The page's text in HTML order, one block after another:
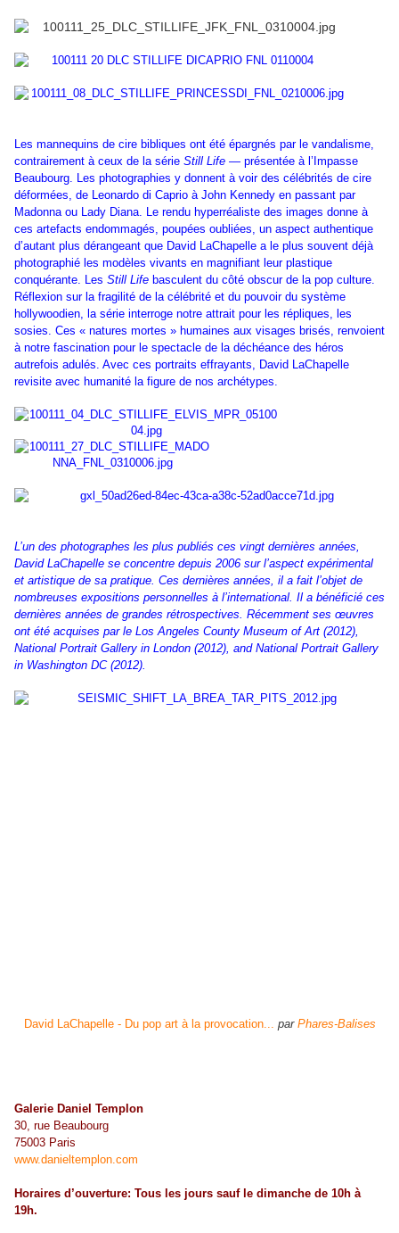
Les mannequins de cire bibliques ont été épargnés par le vandalisme,
contrairement à ceux de la série Still Life — présentée à l’Impasse
Beaubourg. Les photographies y donnent à voir des célébrités de cire
déformées, de Leonardo di Caprio à John Kennedy en passant par
Madonna ou Lady Diana. Le rendu hyperréaliste des images donne à
ces artefacts endommagés, poupées oubliées, un aspect authentique
d’autant plus dérangeant que David LaChapelle a le plus souvent déjà
photographié les modèles vivants en magnifiant leur plastique
conquérante. Les Still Life basculent du côté obscur de la pop culture.
Réflexion sur la fragilité de la célébrité et du pouvoir du système
hollywoodien, la série interroge notre attrait pour les répliques, les
sosies. Ces « natures mortes » humaines aux visages brisés, renvoient
à notre fascination pour le spectacle de la déchéance des héros
autrefois adulés. Avec ces portraits effrayants, David LaChapelle
revisite avec humanité la figure de nos archétypes.
L’un des photographes les plus publiés ces vingt dernières années,
David LaChapelle se concentre depuis 2006 sur l’aspect expérimental
et artistique de sa pratique. Ces dernières années, il a fait l’objet de
nombreuses expositions personnelles à l’international. Il a bénéficié ces
dernières années de grandes rétrospectives. Récemment ses œuvres
ont été acquises par le Los Angeles County Museum of Art (2012),
National Portrait Gallery in London (2012), and National Portrait Gallery
in Washington DC (2012).
David LaChapelle - Du pop art à la provocation... par Phares-Balises
Galerie Daniel Templon
30, rue Beaubourg
75003 Paris
www.danieltemplon.com
Horaires d’ouverture: Tous les jours sauf le dimanche de 10h à
19h.